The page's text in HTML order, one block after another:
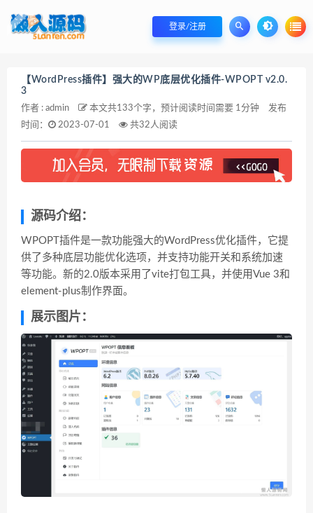
登录/注册
【WordPress插件】强大的WP底层优化插件-WPOPT v2.0.
3
作者 : admin 本文共133个字，预计阅读时间需要 1分钟
发布
时间：
2023-07-01 共32人阅读
源码介绍：
WPOPT插件是一款功能强大的WordPress优化插件，它提
供了多种底层功能优化选项，并支持功能开关和系统加速
等功能。新的2.0版本采用了vite打包工具，并使用Vue 3和
element-plus制作界面。
展示图片：